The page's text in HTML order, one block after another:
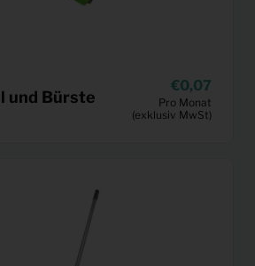
und Bürste
0,07
Pro Monat
(exklusiv MwSt)